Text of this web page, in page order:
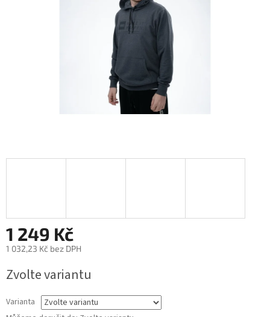
1 249 Kč
1 032,23 Kč bez DPH
cena:
Zvolte variantu
Varianta